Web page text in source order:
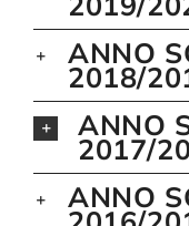
ANNO
2018/
ANNO
2017/
ANNO